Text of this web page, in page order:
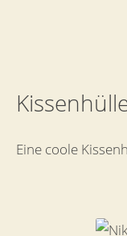
Eine coole